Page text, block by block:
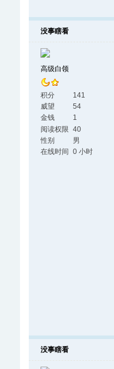
没事瞎看
高级白领
积分
141
威望
54
金钱
1
阅读权限 40
性别
男
在线时间
0 小时
没事瞎看